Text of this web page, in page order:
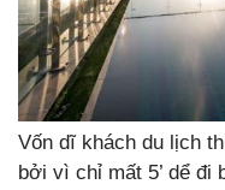
Vốn dĩ khách du lịch
bởi vì chỉ mất 5’ dể đi